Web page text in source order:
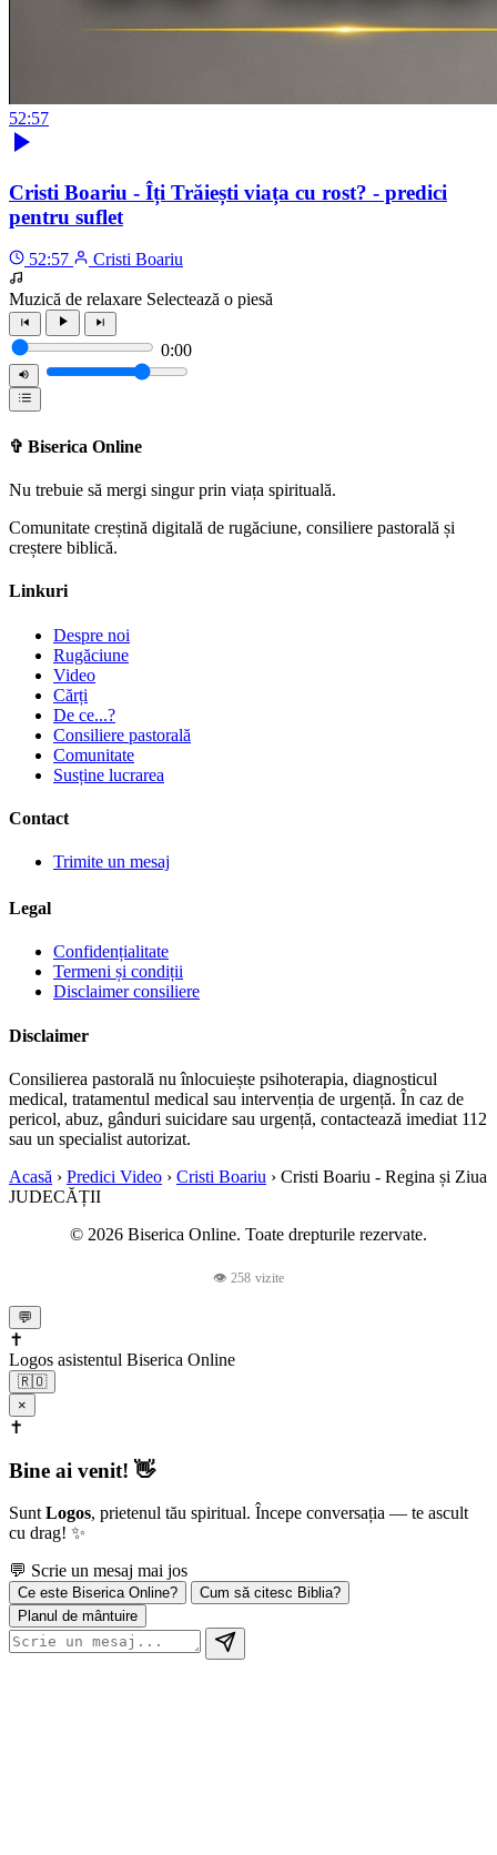
52:57
Cristi Boariu - Îți Trăiești viața cu rost? - predici
pentru suflet
52:57 Cristi Boariu
Muzică de relaxare Selectează o piesă
0:00
✞ Biserica Online
Nu trebuie să mergi singur prin viața spirituală.
Comunitate creștină digitală de rugăciune, consiliere pastorală și
creștere biblică.
Linkuri
Despre noi
Rugăciune
Video
Cărți
De ce...?
Consiliere pastorală
Comunitate
Susține lucrarea
Contact
Trimite un mesaj
Legal
Confidențialitate
Termeni și condiții
Disclaimer consiliere
Disclaimer
Consilierea pastorală nu înlocuiește psihoterapia, diagnosticul
medical, tratamentul medical sau intervenția de urgență. În caz de
pericol, abuz, gânduri suicidare sau urgență, contactează imediat 112
sau un specialist autorizat.
Acasă › Predici Video › Cristi Boariu › Cristi Boariu - Regina și Ziua
JUDECĂȚII
© 2026 Biserica Online. Toate drepturile rezervate.
👁 258 vizite
💬
✝️
Logos asistentul Biserica Online
🇷🇴
×
✝️
Bine ai venit! 👋
Sunt Logos, prietenul tău spiritual. Începe conversația — te ascult
cu drag! ✨
💬 Scrie un mesaj mai jos
Ce este Biserica Online?
Cum să citesc Biblia?
Planul de mântuire